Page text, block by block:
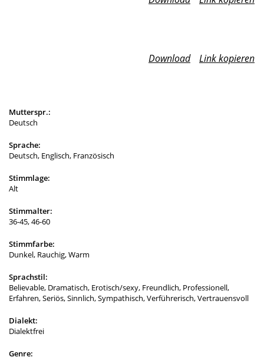
Mutterspr.:
Deutsch
Sprache:
Deutsch, Englisch, Französisch
Stimmlage:
Alt
Stimmalter:
36-45, 46-60
Stimmfarbe:
Dunkel, Rauchig, Warm
Sprachstil:
Believable, Dramatisch, Erotisch/sexy, Freundlich, Professionell,
Erfahren, Seriös, Sinnlich, Sympathisch, Verführerisch, Vertrauensvoll
Dialekt:
Dialektfrei
Genre:
Download Link kopieren